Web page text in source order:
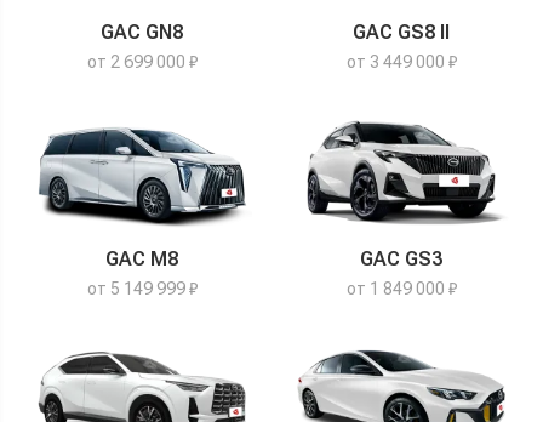
GAC GN8
от 2 699 000 ₽
GAC GS8 II
от 3 449 000 ₽
GAC M8
от 5 149 999 ₽
GAC GS3
от 1 849 000 ₽